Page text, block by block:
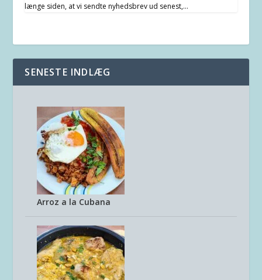
længe siden, at vi sendte nyhedsbrev ud senest,…
SENESTE INDLÆG
Arroz a la Cubana